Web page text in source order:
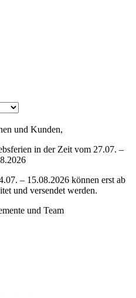
und Kunden,
in der Zeit vom 27.07. –
– 15.08.2026 können erst ab
und versendet werden.
und Team